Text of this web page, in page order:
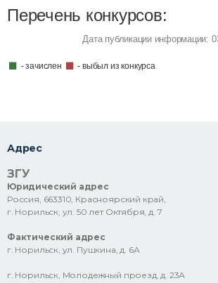
Перечень конкурсов:
Дата публикации информации:
- зачислен - выбыл из конкурса
Адрес
ЗГУ
Юридический адрес
Россия, 663310, Красноярский край,
г. Норильск, ул. 50 лет Октября, д. 7
Фактический адрес
г. Норильск, ул. Пушкина, д. 6А
г. Норильск, Молодежный проезд, д. 23А